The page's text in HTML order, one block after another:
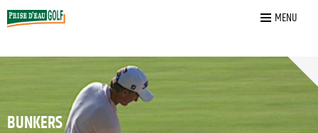
MENU
Home
BUNKERS